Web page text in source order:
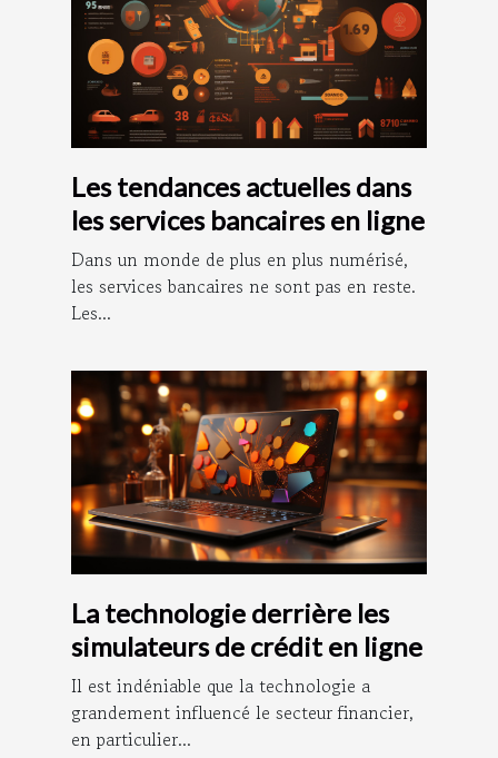
Les tendances actuelles dans
les services bancaires en ligne
Dans un monde de plus en plus numérisé,
les services bancaires ne sont pas en reste.
Les...
La technologie derrière les
simulateurs de crédit en ligne
Il est indéniable que la technologie a
grandement influencé le secteur financier,
en particulier...